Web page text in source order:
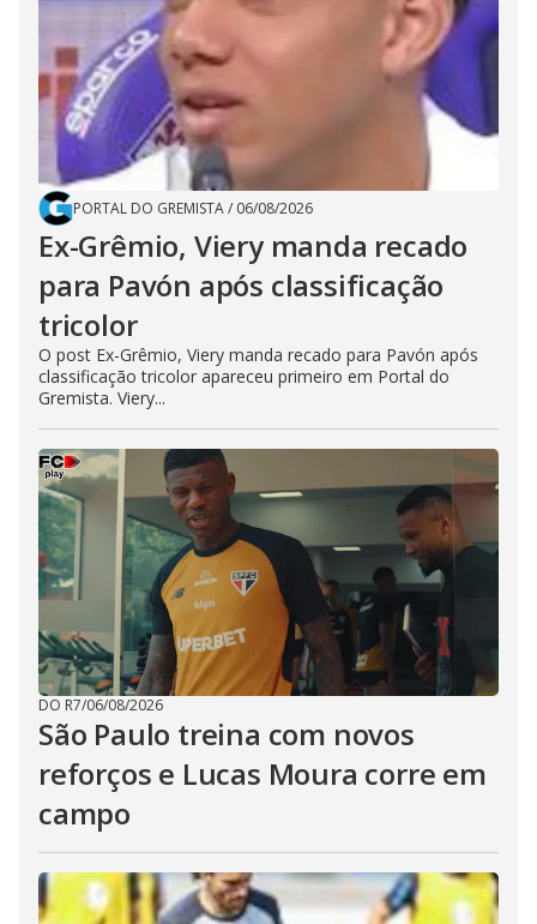
PORTAL DO GREMISTA/ 06/08/2026
Ex-Grêmio, Viery manda recado
para Pavón após classificação
tricolor
O post Ex-Grêmio, Viery manda recado para Pavón após
classificação tricolor apareceu primeiro em Portal do
Gremista. Viery...
DO R7/06/08/2026
São Paulo treina com novos
reforços e Lucas Moura corre em
campo